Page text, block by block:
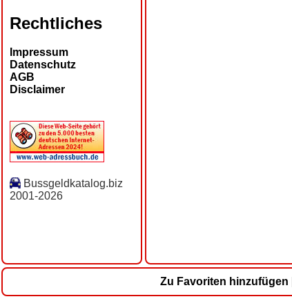
Rechtliches
Impressum
Datenschutz
AGB
Disclaimer
Bussgeldkatalog.biz
2001-2026
Zu Favoriten hinzufügen